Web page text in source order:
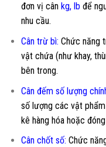
đơn vị cân kg, lb để
nhu cầu.
Cân trừ bì: Chức năng
vật chứa (như khay,
bên trong.
Cân đếm số lượng
số lượng các vật
kê hàng hóa hoặc
Cân chốt số: Chức